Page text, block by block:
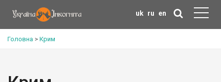
uk ru en
Головна > Крим